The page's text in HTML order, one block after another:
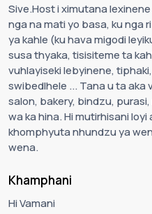
Sive.Host i ximutana
nga na mati yo basa, ku nga
ya kahle (ku hava migodi
susa thyaka, tisisiteme ta
vuhlayiseki lebyinene,
swibedlhele ... Tana u ta aka
salon, bakery, bindzu,
wa ka hina. Hi mutirhisani
khomphyuta nhundzu ya
wena.
Khamphani
Hi Vamani